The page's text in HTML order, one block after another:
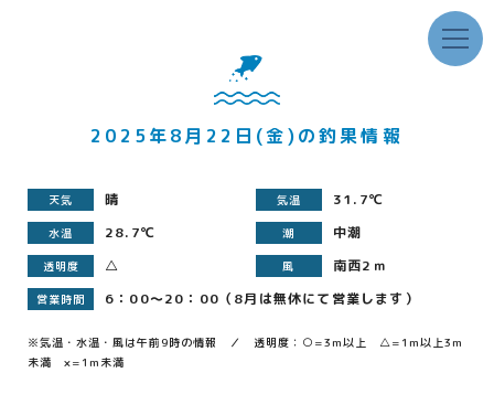
2025年8月22日(金)の釣果情報
天気 晴 気温 31.7℃
水温 28.7℃ 潮 中潮
透明度 △ 風 南西2ｍ
営業時間 6：00～20：00（8月は無休にて営業します）
※気温・水温・風は午前9時の情報 ／ 透明度：○=3m以上 △=1m以上3m
未満 ×=1m未満